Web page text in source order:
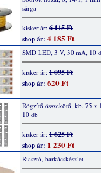
sárga
kisker ár: 6 115 Ft
shop ár: 4 185 Ft
SMD LED, 3 V, 30 mA, 10
kisker ár: 1 095 Ft
shop ár: 620 Ft
Rögzítő összekötő, kb. 75 x
10 db
kisker ár: 1 625 Ft
shop ár: 1 230 Ft
Riasztó, barkácskészlet